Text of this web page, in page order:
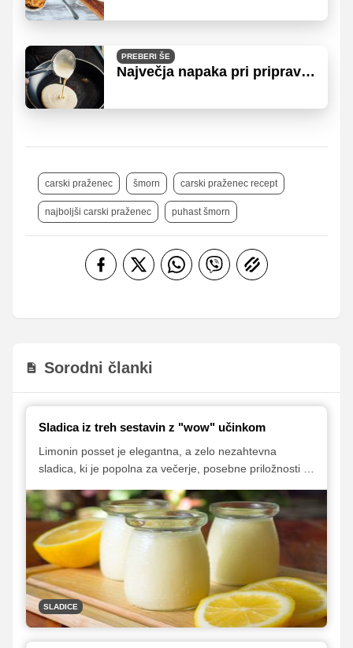
PREBERI ŠE
Največja napaka pri pripravi
carski praženec šmorn carski praženec recept
najboljši carski praženec puhast šmorn
Sorodni članki
Sladica iz treh sestavin z "wow" učinkom
Limonin posset je elegantna, a zelo nezahtevna
sladica, ki je popolna za večerje, posebne priložnosti ali
učinkom. Zanjo potrebujete samo tri sestavine, ki jih
imate najverjetneje že doma. Zavihajte rokave in
uživajte v čudovitem okusu!
SLADICE